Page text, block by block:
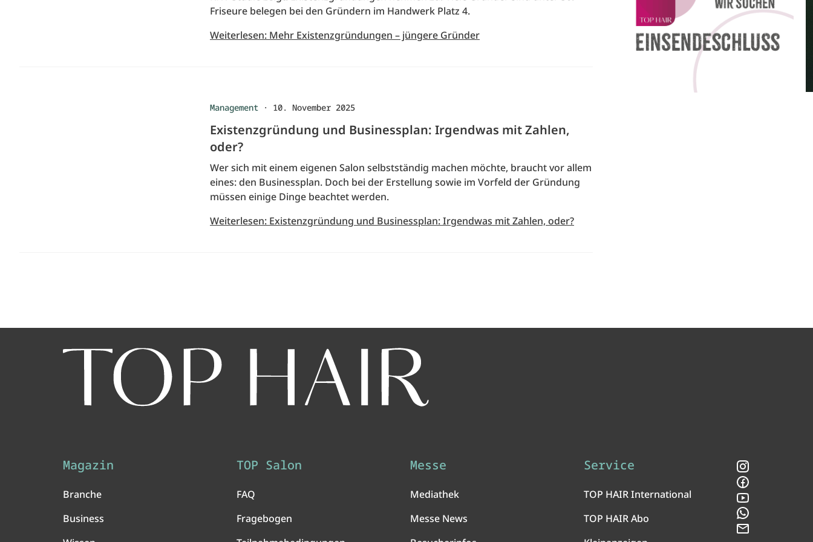
Friseure belegen bei den Gründern im Handwerk Platz 4.
Weiterlesen: Mehr Existenzgründungen – jüngere Gründer
Management · 10. November 2025
Existenzgründung und Businessplan: Irgendwas mit Zahlen,
oder?
Wer sich mit einem eigenen Salon selbstständig machen möchte, braucht vor allem
eines: den Businessplan. Doch bei der Erstellung sowie im Vorfeld der Gründung
müssen einige Dinge beachtet werden.
Weiterlesen: Existenzgründung und Businessplan: Irgendwas mit Zahlen, oder?
Magazin
Branche
Business
TOP Salon
FAQ
Fragebogen
Messe
Mediathek
Messe News
Service
TOP HAIR International
TOP HAIR Abo